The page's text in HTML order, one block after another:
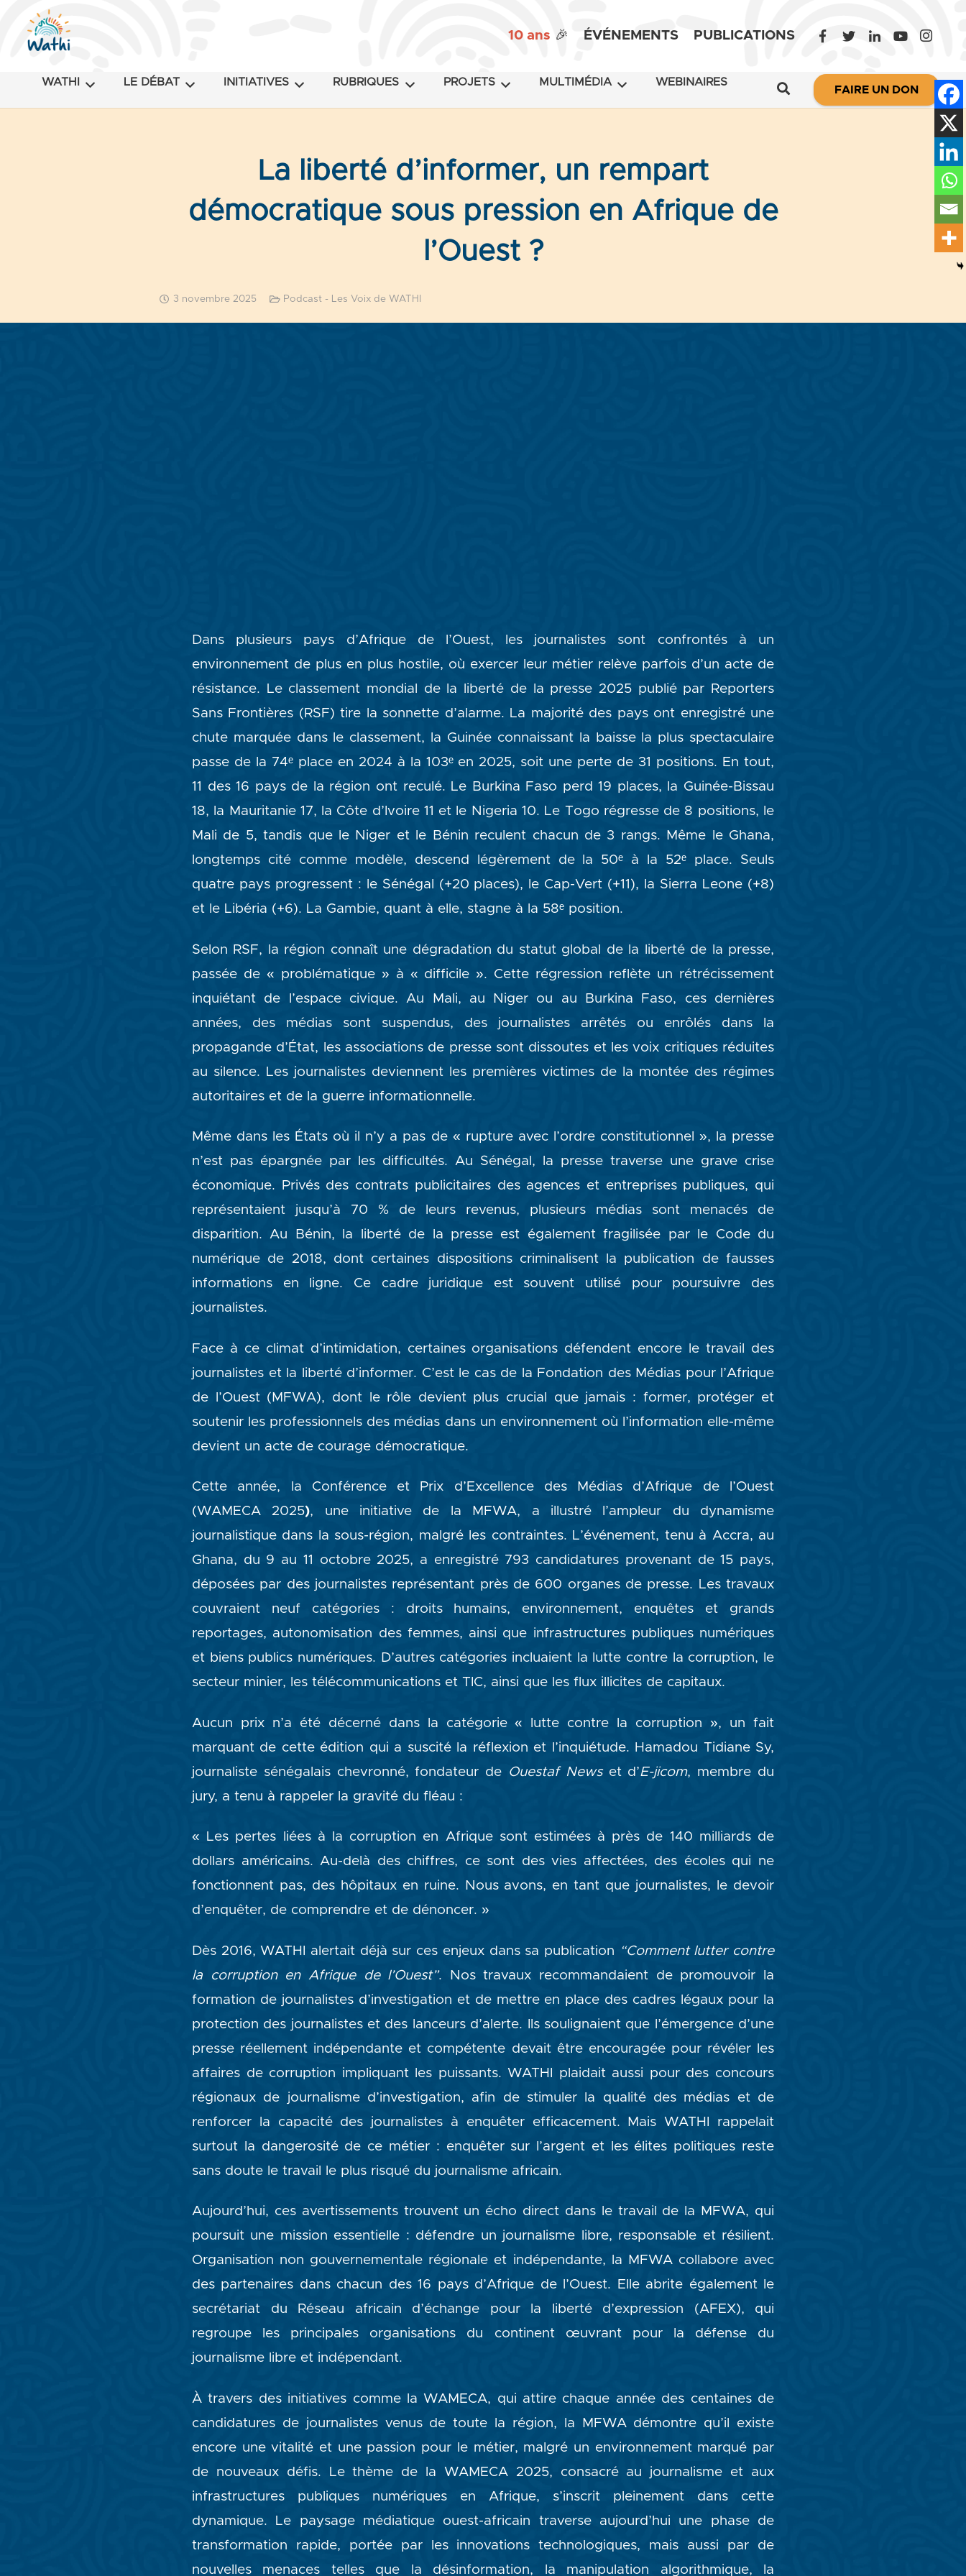
10 ans 🎉 ÉVÉNEMENTS PUBLICATIONS
WATHI LE DÉBAT INITIATIVES RUBRIQUES PROJETS MULTIMÉDIA WEBINAIRES
FAIRE UN DON
La liberté d’informer, un rempart
démocratique sous pression en Afrique de
l’Ouest ?
3 novembre 2025 Podcast - Les Voix de WATHI
Dans plusieurs pays d’Afrique de l’Ouest, les journalistes sont confrontés à un
environnement de plus en plus hostile, où exercer leur métier relève parfois d’un acte de
résistance. Le classement mondial de la liberté de la presse 2025 publié par Reporters
Sans Frontières (RSF) tire la sonnette d’alarme. La majorité des pays ont enregistré une
chute marquée dans le classement, la Guinée connaissant la baisse la plus spectaculaire
passe de la 74ᵉ place en 2024 à la 103ᵉ en 2025, soit une perte de 31 positions. En tout,
11 des 16 pays de la région ont reculé. Le Burkina Faso perd 19 places, la Guinée-Bissau
18, la Mauritanie 17, la Côte d’Ivoire 11 et le Nigeria 10. Le Togo régresse de 8 positions, le
Mali de 5, tandis que le Niger et le Bénin reculent chacun de 3 rangs. Même le Ghana,
longtemps cité comme modèle, descend légèrement de la 50ᵉ à la 52ᵉ place. Seuls
quatre pays progressent : le Sénégal (+20 places), le Cap-Vert (+11), la Sierra Leone (+8)
et le Libéria (+6). La Gambie, quant à elle, stagne à la 58ᵉ position.
Selon RSF, la région connaît une dégradation du statut global de la liberté de la presse,
passée de « problématique » à « difficile ». Cette régression reflète un rétrécissement
inquiétant de l’espace civique. Au Mali, au Niger ou au Burkina Faso, ces dernières
années, des médias sont suspendus, des journalistes arrêtés ou enrôlés dans la
propagande d’État, les associations de presse sont dissoutes et les voix critiques réduites
au silence. Les journalistes deviennent les premières victimes de la montée des régimes
autoritaires et de la guerre informationnelle.
Même dans les États où il n’y a pas de « rupture avec l’ordre constitutionnel », la presse
n’est pas épargnée par les difficultés. Au Sénégal, la presse traverse une grave crise
économique. Privés des contrats publicitaires des agences et entreprises publiques, qui
représentaient jusqu’à 70 % de leurs revenus, plusieurs médias sont menacés de
disparition. Au Bénin, la liberté de la presse est également fragilisée par le Code du
numérique de 2018, dont certaines dispositions criminalisent la publication de fausses
informations en ligne. Ce cadre juridique est souvent utilisé pour poursuivre des
journalistes.
Face à ce climat d’intimidation, certaines organisations défendent encore le travail des
journalistes et la liberté d’informer. C’est le cas de la Fondation des Médias pour l’Afrique
de l’Ouest (MFWA), dont le rôle devient plus crucial que jamais : former, protéger et
soutenir les professionnels des médias dans un environnement où l’information elle-même
devient un acte de courage démocratique.
Cette année, la Conférence et Prix d’Excellence des Médias d’Afrique de l’Ouest
(WAMECA 2025), une initiative de la MFWA, a illustré l’ampleur du dynamisme
journalistique dans la sous-région, malgré les contraintes. L’événement, tenu à Accra, au
Ghana, du 9 au 11 octobre 2025, a enregistré 793 candidatures provenant de 15 pays,
déposées par des journalistes représentant près de 600 organes de presse. Les travaux
couvraient neuf catégories : droits humains, environnement, enquêtes et grands
reportages, autonomisation des femmes, ainsi que infrastructures publiques numériques
et biens publics numériques. D’autres catégories incluaient la lutte contre la corruption, le
secteur minier, les télécommunications et TIC, ainsi que les flux illicites de capitaux.
Aucun prix n’a été décerné dans la catégorie « lutte contre la corruption », un fait
marquant de cette édition qui a suscité la réflexion et l’inquiétude. Hamadou Tidiane Sy,
journaliste sénégalais chevronné, fondateur de Ouestaf Newset d’E-jicom, membre du
jury, a tenu à rappeler la gravité du fléau :
« Les pertes liées à la corruption en Afrique sont estimées à près de 140 milliards de
dollars américains. Au-delà des chiffres, ce sont des vies affectées, des écoles qui ne
fonctionnent pas, des hôpitaux en ruine. Nous avons, en tant que journalistes, le devoir
d’enquêter, de comprendre et de dénoncer. »
Dès 2016, WATHI alertait déjà sur ces enjeux dans sa publication “Comment lutter contre
la corruption en Afrique de l’Ouest”. Nos travaux recommandaient de promouvoir la
formation de journalistes d’investigation et de mettre en place des cadres légaux pour la
protection des journalistes et des lanceurs d’alerte. Ils soulignaient que l’émergence d’une
presse réellement indépendante et compétente devait être encouragée pour révéler les
affaires de corruption impliquant les puissants. WATHI plaidait aussi pour des concours
régionaux de journalisme d’investigation, afin de stimuler la qualité des médias et de
renforcer la capacité des journalistes à enquêter efficacement. Mais WATHI rappelait
surtout la dangerosité de ce métier : enquêter sur l’argent et les élites politiques reste
sans doute le travail le plus risqué du journalisme africain.
Aujourd’hui, ces avertissements trouvent un écho direct dans le travail de la MFWA, qui
poursuit une mission essentielle : défendre un journalisme libre, responsable et résilient.
Organisation non gouvernementale régionale et indépendante, la MFWA collabore avec
des partenaires dans chacun des 16 pays d’Afrique de l’Ouest. Elle abrite également le
secrétariat du Réseau africain d’échange pour la liberté d’expression (AFEX), qui
regroupe les principales organisations du continent œuvrant pour la défense du
journalisme libre et indépendant.
À travers des initiatives comme la WAMECA, qui attire chaque année des centaines de
candidatures de journalistes venus de toute la région, la MFWA démontre qu’il existe
encore une vitalité et une passion pour le métier, malgré un environnement marqué par
de nouveaux défis. Le thème de la WAMECA 2025, consacré au journalisme et aux
infrastructures publiques numériques en Afrique, s’inscrit pleinement dans cette
dynamique. Le paysage médiatique ouest-africain traverse aujourd’hui une phase de
transformation rapide, portée par les innovations technologiques, mais aussi par de
nouvelles menaces telles que la désinformation, la manipulation algorithmique, la